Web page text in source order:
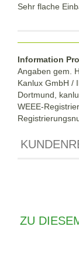
Sehr flache
Information
Angaben gem.
Kanlux GmbH /
Dortmund,
WEEE-
ZU